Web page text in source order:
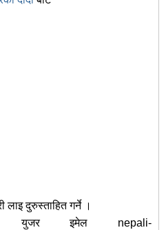
लाइ दुरुस्ताहित गर्ने ।
युजर इमेल nepali-